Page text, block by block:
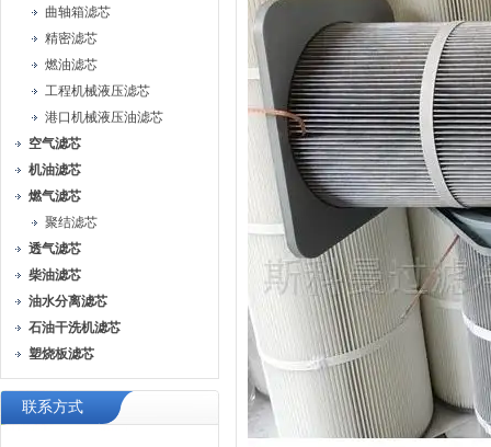
曲轴箱滤芯
精密滤芯
燃油滤芯
工程机械液压滤芯
港口机械液压油滤芯
空气滤芯
机油滤芯
燃气滤芯
聚结滤芯
透气滤芯
柴油滤芯
油水分离滤芯
石油干洗机滤芯
塑烧板滤芯
联系方式